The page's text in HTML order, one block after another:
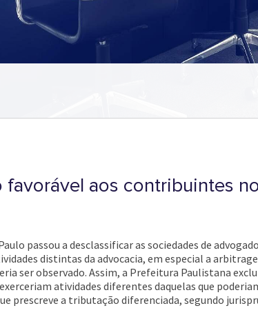
favorável aos contribuintes
passou a desclassificar as sociedades de
distintas da advocacia, em especial a
ser observado. Assim, a Prefeitura Paulistana
atividades diferentes daquelas que
prescreve a tributação diferenciada, segundo